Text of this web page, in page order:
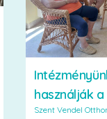
használják
Szent Vendel